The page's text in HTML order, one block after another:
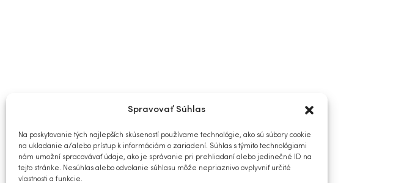
Spravovať Súhlas
Na poskytovanie tých najlepších skúseností používame technológie, ako sú súbory cookie
na ukladanie a/alebo prístup k informáciám o zariadení. Súhlas s týmito technológiami
nám umožní spracovávať údaje, ako je správanie pri prehliadaní alebo jedinečné ID na
tejto stránke. Nesúhlas alebo odvolanie súhlasu môže nepriaznivo ovplyvniť určité
vlastnosti a funkcie.